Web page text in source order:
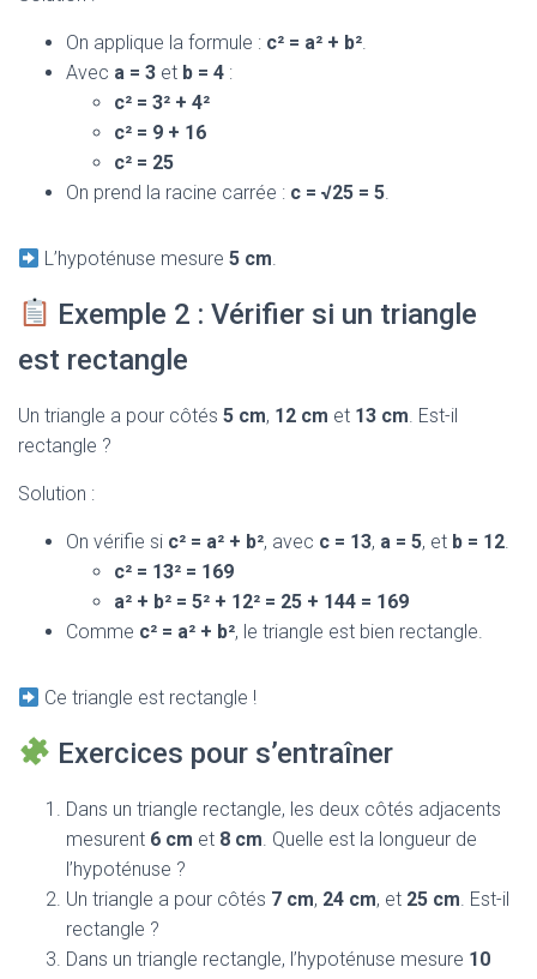
On applique la formule : c² = a² + b².
Avec a = 3 et b = 4 :
c² = 3² + 4²
c² = 9 + 16
c² = 25
On prend la racine carrée : c = √25 = 5.
L’hypoténuse mesure5 cm.
Exemple 2 : Vérifier si un triangle
est rectangle
Un triangle a pour côtés 5 cm, 12 cm et 13 cm. Est-il
rectangle ?
Solution :
On vérifie si c² = a² + b², avec c = 13, a = 5, et b = 12.
c² = 13² = 169
a² + b² = 5² + 12² = 25 + 144 = 169
Comme c² = a² + b², le triangle est bien rectangle.
Ce triangle est rectangle !
Exercices pour s’entraîner
Dans un triangle rectangle, les deux côtés adjacents
mesurent 6 cm et 8 cm. Quelle est la longueur de
l’hypoténuse ?
Un triangle a pour côtés 7 cm, 24 cm, et 25 cm. Est-il
rectangle ?
Dans un triangle rectangle, l’hypoténuse mesure 10